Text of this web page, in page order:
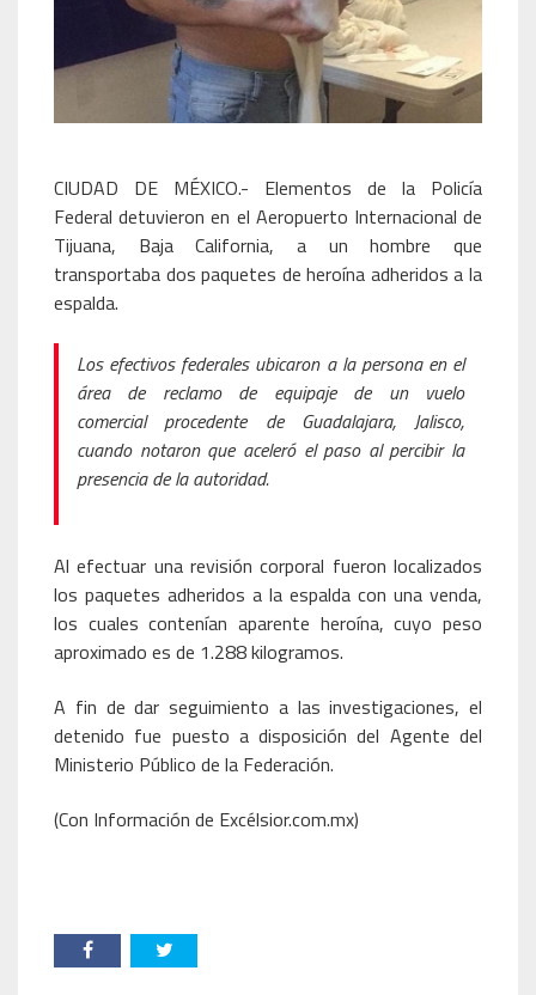
CIUDAD DE MÉXICO.- Elementos de la Policía
Federal detuvieron en el Aeropuerto Internacional de
Tijuana, Baja California, a un hombre que
transportaba dos paquetes de heroína adheridos a la
espalda.
Los efectivos federales ubicaron a la persona en el
área de reclamo de equipaje de un vuelo
comercial procedente de Guadalajara, Jalisco,
cuando notaron que aceleró el paso al percibir la
presencia de la autoridad.
Al efectuar una revisión corporal fueron localizados
los paquetes adheridos a la espalda con una venda,
los cuales contenían aparente heroína, cuyo peso
aproximado es de 1.288 kilogramos.
A fin de dar seguimiento a las investigaciones, el
detenido fue puesto a disposición del Agente del
Ministerio Público de la Federación.
(Con Información de Excélsior.com.mx)